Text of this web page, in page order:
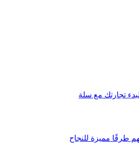
تجارتك مع سلة
طرقًا مميزة للنجاح